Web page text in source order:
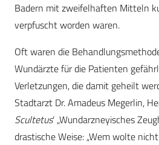
Badern mit zweifelhaften Mitteln
verpfuscht worden waren.
Oft waren die
Wundärzte für die Patienten
Verletzungen, die damit geheilt
Stadtarzt Dr. Amadeus Megerlin,
Scultetus‘ „Wundarzneyisches
drastische Weise: „Wem wolte